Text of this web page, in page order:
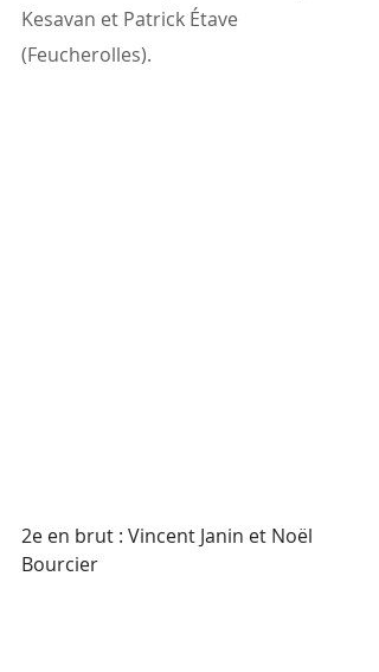
Kesavan et Patrick Étave
(Feucherolles).
2e en brut : Vincent Janin et Noël
Bourcier